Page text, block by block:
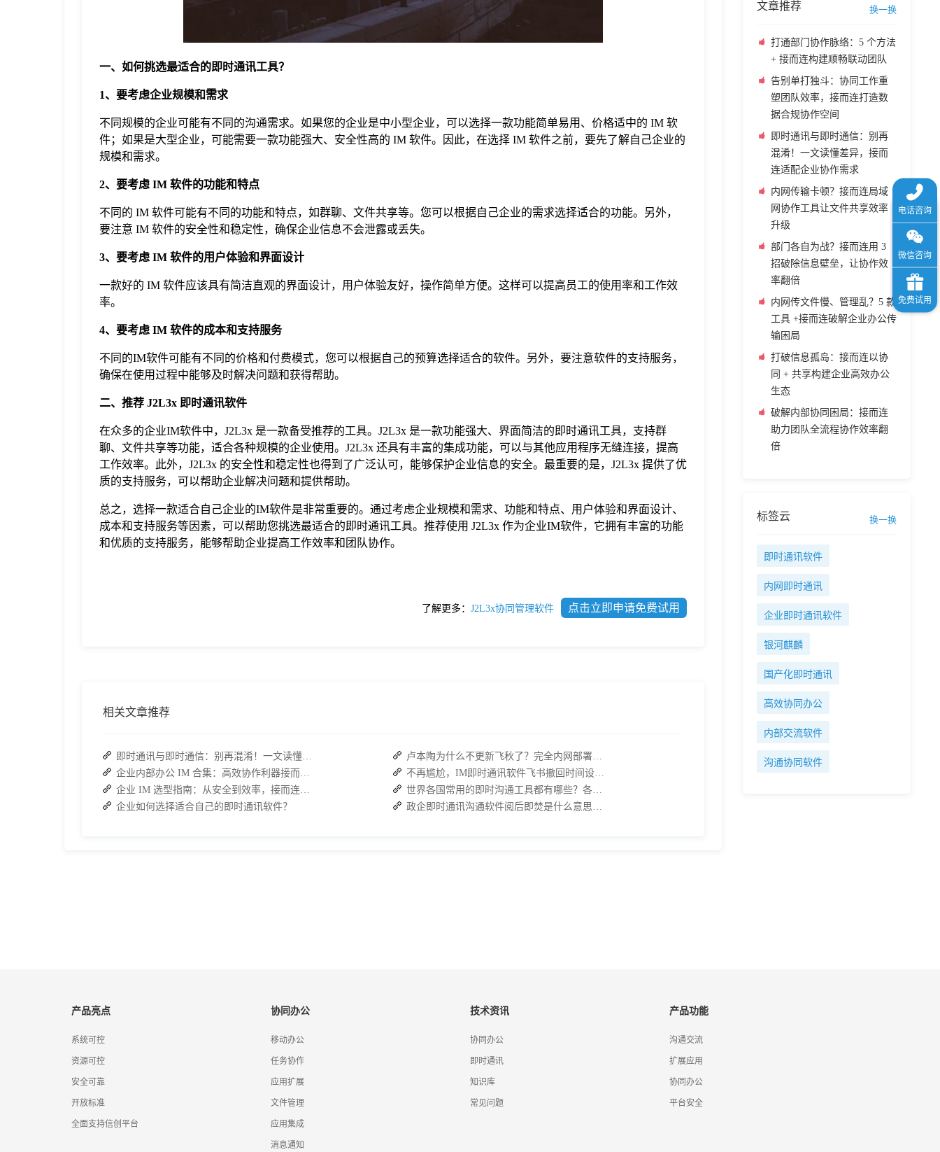
一、如何挑选最适合的即时通讯工具？
1、要考虑企业规模和需求
不同规模的企业可能有不同的沟通需求。如果您的企业是中小型企业，可以选择一款功能简单易用、价格适中的 IM 软
件；如果是大型企业，可能需要一款功能强大、安全性高的 IM 软件。因此，在选择 IM 软件之前，要先了解自己企业的
规模和需求。
2、要考虑 IM 软件的功能和特点
不同的 IM 软件可能有不同的功能和特点，如群聊、文件共享等。您可以根据自己企业的需求选择适合的功能。另外，
要注意 IM 软件的安全性和稳定性，确保企业信息不会泄露或丢失。
3、要考虑 IM 软件的用户体验和界面设计
一款好的 IM 软件应该具有简洁直观的界面设计，用户体验友好，操作简单方便。这样可以提高员工的使用率和工作效
率。
4、要考虑 IM 软件的成本和支持服务
不同的IM软件可能有不同的价格和付费模式，您可以根据自己的预算选择适合的软件。另外，要注意软件的支持服务，
确保在使用过程中能够及时解决问题和获得帮助。
二、推荐 J2L3x 即时通讯软件
在众多的企业IM软件中，J2L3x 是一款备受推荐的工具。J2L3x 是一款功能强大、界面简洁的即时通讯工具，支持群
聊、文件共享等功能，适合各种规模的企业使用。J2L3x 还具有丰富的集成功能，可以与其他应用程序无缝连接，提高
工作效率。此外，J2L3x 的安全性和稳定性也得到了广泛认可，能够保护企业信息的安全。最重要的是，J2L3x 提供了优
质的支持服务，可以帮助企业解决问题和提供帮助。
总之，选择一款适合自己企业的IM软件是非常重要的。通过考虑企业规模和需求、功能和特点、用户体验和界面设计、
成本和支持服务等因素，可以帮助您挑选最适合的即时通讯工具。推荐使用 J2L3x 作为企业IM软件，它拥有丰富的功能
和优质的支持服务，能够帮助企业提高工作效率和团队协作。
了解更多： J2L3x协同管理软件 点击立即申请免费试用
相关文章推荐
企业如何选择适合自己的即时通讯软件？
文章推荐 换一换
打通部门协作脉络：5 个方法
+ 接而连构建顺畅联动团队
告别单打独斗：协同工作重
塑团队效率，接而连打造数
据合规协作空间
即时通讯与即时通信：别再
混淆！一文读懂差异，接而
连适配企业协作需求
内网传输卡顿？接而连局域
网协作工具让文件共享效率
升级
部门各自为战？接而连用 3
招破除信息壁垒，让协作效
率翻倍
内网传文件慢、管理乱？5 款
工具 +接而连破解企业办公传
输困局
打破信息孤岛：接而连以协
同 + 共享构建企业高效办公
生态
破解内部协同困局：接而连
助力团队全流程协作效率翻
倍
标签云 换一换
即时通讯软件
内网即时通讯
企业即时通讯软件
银河麒麟
国产化即时通讯
高效协同办公
内部交流软件
沟通协同软件
产品亮点
系统可控
资源可控
安全可靠
开放标准
全面支持信创平台
协同办公
移动办公
任务协作
应用扩展
文件管理
应用集成
消息通知
技术资讯
协同办公
即时通讯
知识库
常见问题
产品功能
沟通交流
扩展应用
协同办公
平台安全